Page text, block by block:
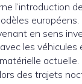
l’introduction
en sens
les
des trajets